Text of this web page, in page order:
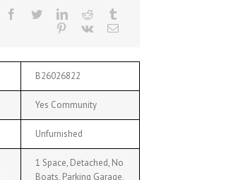
B26026822
Yes Community
Unfurnished
1 Space, Detached, No
Boats, Parking Garage,